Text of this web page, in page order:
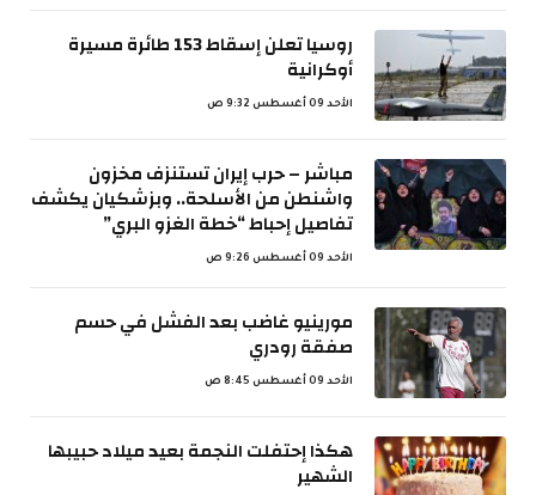
روسيا تعلن إسقاط 153 طائرة مسيرة
أوكرانية
الأحد 09 أغسطس 9:32 ص
مباشر – حرب إيران تستنزف مخزون
واشنطن من الأسلحة.. وبزشكيان يكشف
تفاصيل إحباط “خطة الغزو البري”
الأحد 09 أغسطس 9:26 ص
مورينيو غاضب بعد الفشل في حسم
صفقة رودري
الأحد 09 أغسطس 8:45 ص
هكذا إحتفلت النجمة بعيد ميلاد حبيبها
الشهير